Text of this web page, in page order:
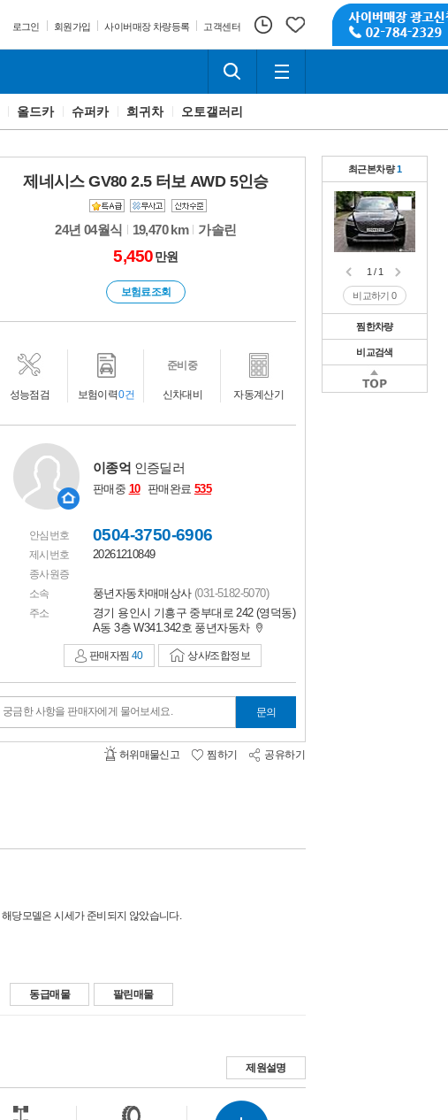
로그인 회원가입 사이버매장 차량등록 고객센터
올드카 슈퍼카 희귀차 오토갤러리
제네시스 GV80 2.5 터보 AWD 5인승
24년 04월식 19,470 km 가솔린
5,450 만원
보험료조회
성능점검 보험이력0건 신차대비
준비중
자동계산기
이종억 인증딜러
판매중 10 판매완료 535
안심번호 0504-3750-6906
제시번호 20261210849
종사원증
소속
풍년자동차매매상사 (031-5182-5070)
주소
경기 용인시 기흥구 중부대로 242 (영덕동)
A동 3층 W341.342호 풍년자동차
판매자찜 40 상사/조합정보
궁금한 사항을 판매자에게 물어보세요. 문의
허위매물신고 찜하기 공유하기
해당모델은 시세가 준비되지 않았습니다.
동급매물 팔린매물
제원설명
최근본차량1
1 / 1
비교하기0
찜한차량
1 / 1
비교하기
비교검색
1 / 1